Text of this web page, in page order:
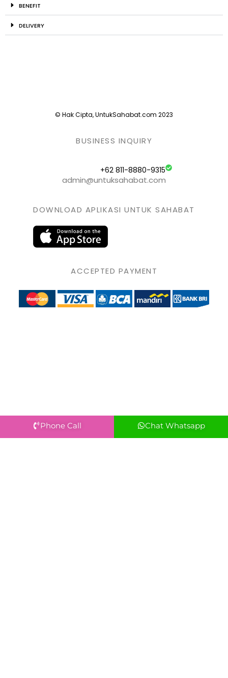
BENEFIT
DELIVERY
© Hak Cipta, UntukSahabat.com 2023
BUSINESS INQUIRY
+62 811-8880-9315
admin@untuksahabat.com
DOWNLOAD APLIKASI UNTUK SAHABAT
ACCEPTED PAYMENT
Phone Call Chat Whatsapp